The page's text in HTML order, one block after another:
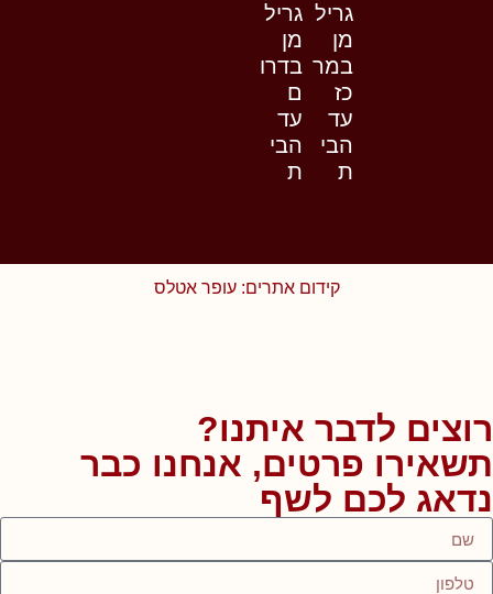
גריל
מן
במר
כז
עד
הבי
ת
גריל
מן
בדרו
ם
עד
הבי
ת
קידום אתרים: עופר אטלס
רוצים לדבר איתנו?
תשאירו פרטים, אנחנו כבר
נדאג לכם לשף